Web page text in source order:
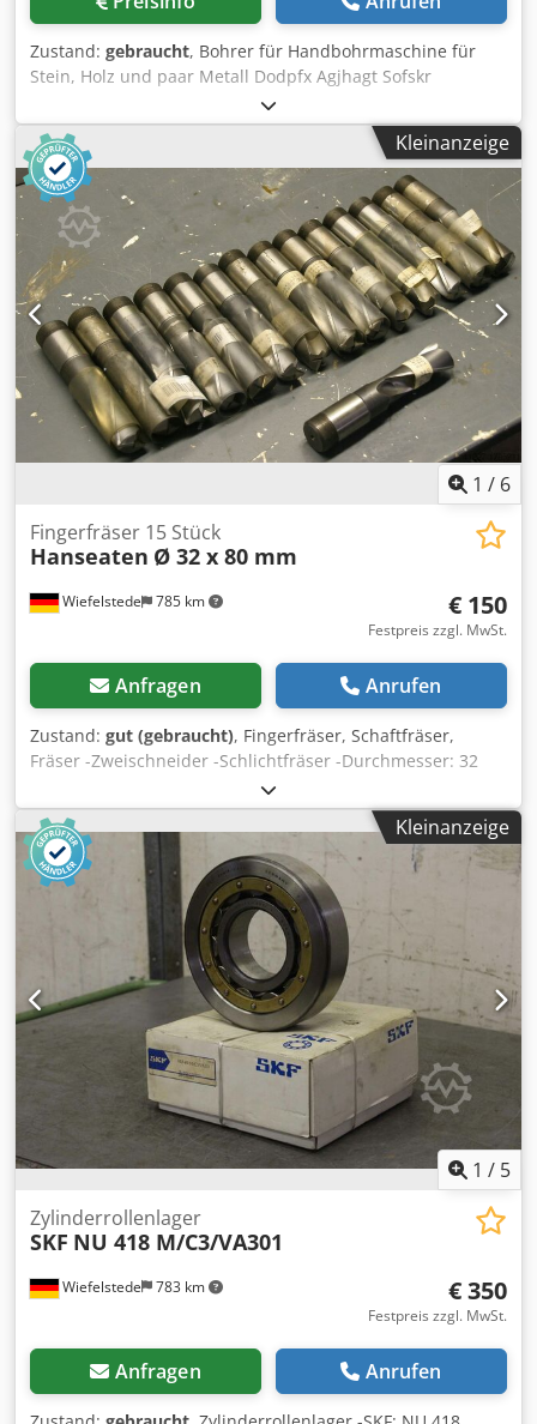
Zustand: gebraucht, Bohrer für Handbohrmaschine für
Stein, Holz und paar Metall Dodpfx Agjhagt Sofskr
Kleinanzeige
1 / 6
Wiefelstede 785 km
Fingerfräser 15 Stück
Hanseaten Ø 32 x 80 mm
€ 150
Festpreis zzgl. MwSt.
Anfragen Anrufen
Zustand: gut (gebraucht), Fingerfräser, Schaftfräser,
Fräser -Zweischneider -Schlichtfräser -Durchmesser: 32
mm -nutzbare Länge: 80 mm -Eckradius: 2 mm -Typ: KHSS-
E Dkjdpeb A Hfnofx Agfjr -Anzahl: 15 Stück -Verkauf: nur
komplett -Gewicht: 11 kg
Kleinanzeige
1 / 5
Wiefelstede 783 km
Zylinderrollenlager
SKF NU 418 M/C3/VA301
€ 350
Festpreis zzgl. MwSt.
Anfragen Anrufen